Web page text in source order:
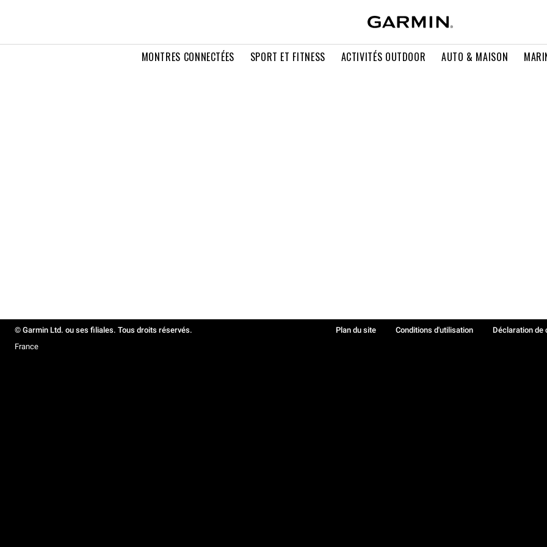
MONTRES CONNECTÉES SPORT ET FITNESS ACTIVITÉS OUTDOOR AUTO & MAISON
© Garmin Ltd. ou ses filiales. Tous droits réservés. Plan du site Conditions d'utilisation Déclaration de
France